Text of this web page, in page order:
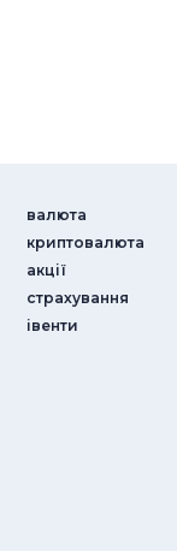
валюта
криптовалюта
акції
страхування
iвенти